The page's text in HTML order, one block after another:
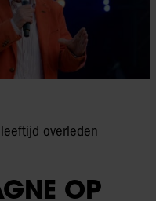
overleden
OP